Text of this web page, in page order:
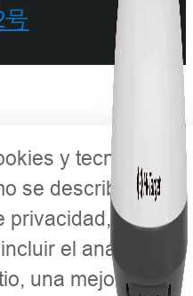
y tecnologías
se describe en
para
el análisis del
una mejor